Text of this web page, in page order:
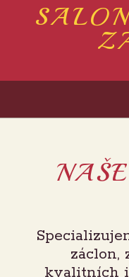
záclon,
kvalitních